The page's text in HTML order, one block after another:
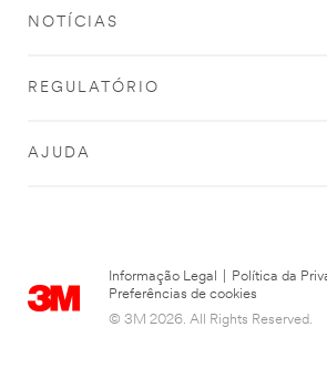
NOTÍCIAS
REGULATÓRIO
AJUDA
Informação Legal Política da
Preferências de cookies
© 3M 2026. All Rights Reserved.